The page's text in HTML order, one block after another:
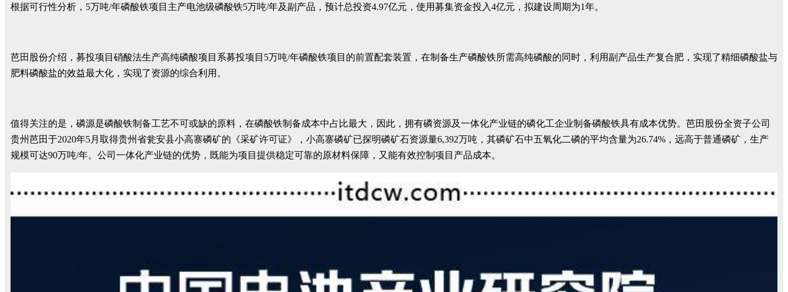
根据可行性分析，5万吨/年磷酸铁项目主产电池级磷酸铁5万吨/年及副产品，预计总投资4.97亿元，使用募集资金投入4亿元，拟建设周期为1年。
芭田股份介绍，募投项目硝酸法生产高纯磷酸项目系募投项目5万吨/年磷酸铁项目的前置配套装置，在制备生产磷酸铁所需高纯磷酸的同时，利用副产品生产复合肥，实现了精细磷酸盐与
肥料磷酸盐的效益最大化，实现了资源的综合利用。
值得关注的是，磷源是磷酸铁制备工艺不可或缺的原料，在磷酸铁制备成本中占比最大，因此，拥有磷资源及一体化产业链的磷化工企业制备磷酸铁具有成本优势。芭田股份全资子公司
贵州芭田于2020年5月取得贵州省瓮安县小高寨磷矿的《采矿许可证》，小高寨磷矿已探明磷矿石资源量6,392万吨，其磷矿石中五氧化二磷的平均含量为26.74%，远高于普通磷矿，生产
规模可达90万吨/年。公司一体化产业链的优势，既能为项目提供稳定可靠的原材料保障，又能有效控制项目产品成本。